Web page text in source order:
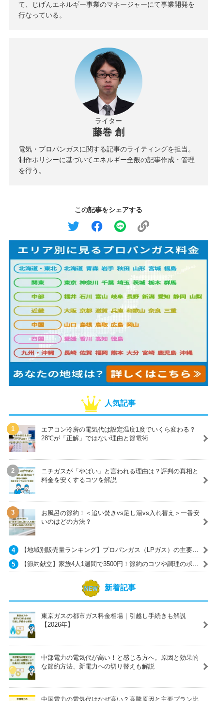
て、じげんエネルギー事業のマネージャーにて事業開発を
行なっている。
ライター
藤巻 創
電気・プロパンガスに関する記事のライティングを担当。
制作ポリシーに基づいてエネルギー全般の記事作成・管理
を行う。
この記事をシェアする
人気記事
エアコン冷房の電気代は設定温度1度でいくら変わる？
28℃が「正解」ではない理由と節電術
ニチガスが「やばい」と言われる理由は？評判の真相と
料金を安くするコツを解説
お風呂の節約！＜追い焚きvs足し湯vs入れ替え＞一番安
いのはどの方法？
【地域別販売量ランキング】プロパンガス（LPガス）の主要ガ
ス会社一覧
【節約献立】家族4人1週間で3500円！節約のコツや調理のポイ
ントも紹介
新着記事
東京ガスの都市ガス料金相場｜引越し手続きも解説
【2026年】
中部電力の電気代が高い！と感じる方へ。原因と効果的
な節約方法、新電力への切り替えも解説
中国電力の電気代はなぜ高い？高騰原因と主要プラン比